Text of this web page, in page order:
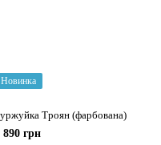
Новинка
Троян (фарбована)
890 грн